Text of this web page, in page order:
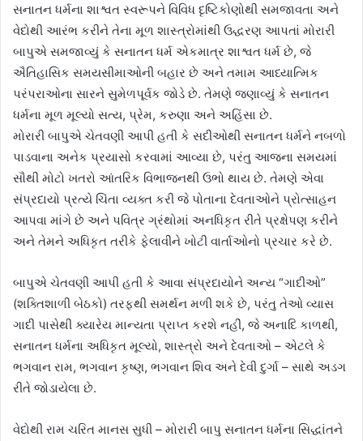
સનાતન ધર્મના શાશ્વત સ્વરૂપને વિવિધ દૃષ્ટિકોણોથી સમજાવતા અને
વેદોથી આરંભ કરીને તેના મૂળ શાસ્ત્રોમાંથી ઉદ્ધરણ આપતાં મોરારી
બાપુએ સમજાવ્યું કે સનાતન ધર્મ એકમાત્ર શાશ્વત ધર્મ છે, જે
ઐતિહાસિક સમયસીમાઓની બહાર છે અને તમામ આધ્યાત્મિક
પરંપરાઓના સારને સુમેળપૂર્વક જોડે છે. તેમણે જણાવ્યું કે સનાતન
ધર્મના મૂળ મૂલ્યો સત્ય, પ્રેમ, કરુણા અને અહિંસા છે.
મોરારી બાપુએ ચેતવણી આપી હતી કે સદીઓથી સનાતન ધર્મને નબળો
પાડવાના અનેક પ્રયાસો કરવામાં આવ્યા છે, પરંતુ આજના સમયમાં
સૌથી મોટો ખતરો આંતરિક વિભાજનથી ઉભો થાય છે. તેમણે એવા
સંપ્રદાયો પ્રત્યે ચિંતા વ્યક્ત કરી જે પોતાના દેવતાઓને પ્રોત્સાહન
આપવા માંગે છે અને પવિત્ર ગ્રંથોમાં અનધિકૃત રીતે પ્રક્ષેપણ કરીને
અને તેમને અધિકૃત તરીકે ફેલાવીને ખોટી વાર્તાઓનો પ્રચાર કરે છે.
બાપુએ ચેતવણી આપી હતી કે આવા સંપ્રદાયોને અન્ય “ગાદીઓ”
(શક્તિશાળી બેઠકો) તરફથી સમર્થન મળી શકે છે, પરંતુ તેઓ વ્યાસ
ગાદી પાસેથી ક્યારેય માન્યતા પ્રાપ્ત કરશે નહીં, જે અનાદિ કાળથી,
સનાતન ધર્મના અધિકૃત મૂલ્યો, શાસ્ત્રો અને દેવતાઓ – એટલે કે
ભગવાન રામ, ભગવાન કૃષ્ણ, ભગવાન શિવ અને દેવી દુર્ગા – સાથે અડગ
રીતે જોડાયેલા છે.
વેદોથી રામ ચરિત માનસ સુધી – મોરારી બાપુ સનાતન ધર્મના સિદ્ધાંતને